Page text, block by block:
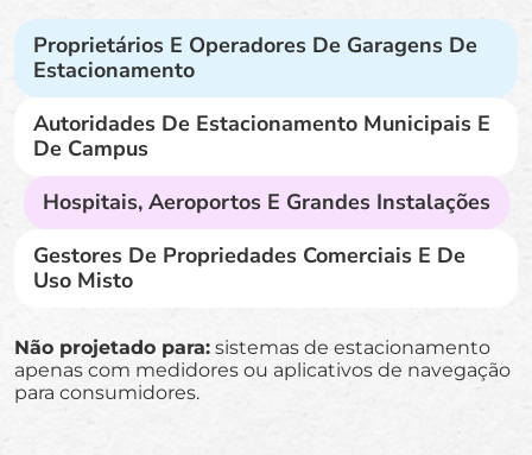
Proprietários E Operadores De Garagens De
Estacionamento
Autoridades De Estacionamento Municipais E
De Campus
Hospitais, Aeroportos E Grandes Instalações
Gestores De Propriedades Comerciais E De
Uso Misto
Não projetado para: sistemas de estacionamento
apenas com medidores ou aplicativos de navegação
para consumidores.